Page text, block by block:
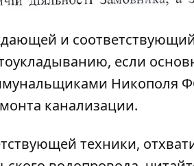
и
если
Никополя
канализации.
техники,